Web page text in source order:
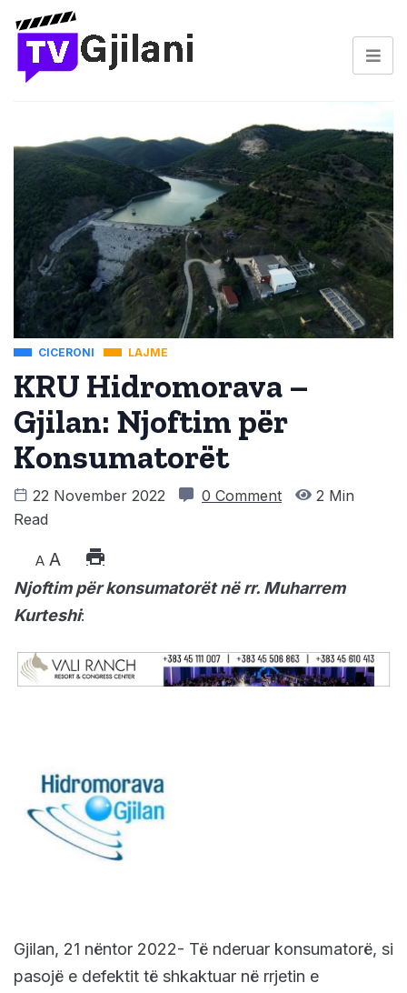
CICERONI LAJME
KRU Hidromorava –
Gjilan: Njoftim për
Konsumatorët
22 November 2022 0 Comment
2 Min
Read
A A
Njoftim për konsumatorët në rr. Muharrem
Kurteshi:
Gjilan, 21 nëntor 2022- Të nderuar konsumatorë, si
pasojë e defektit të shkaktuar në rrjetin e